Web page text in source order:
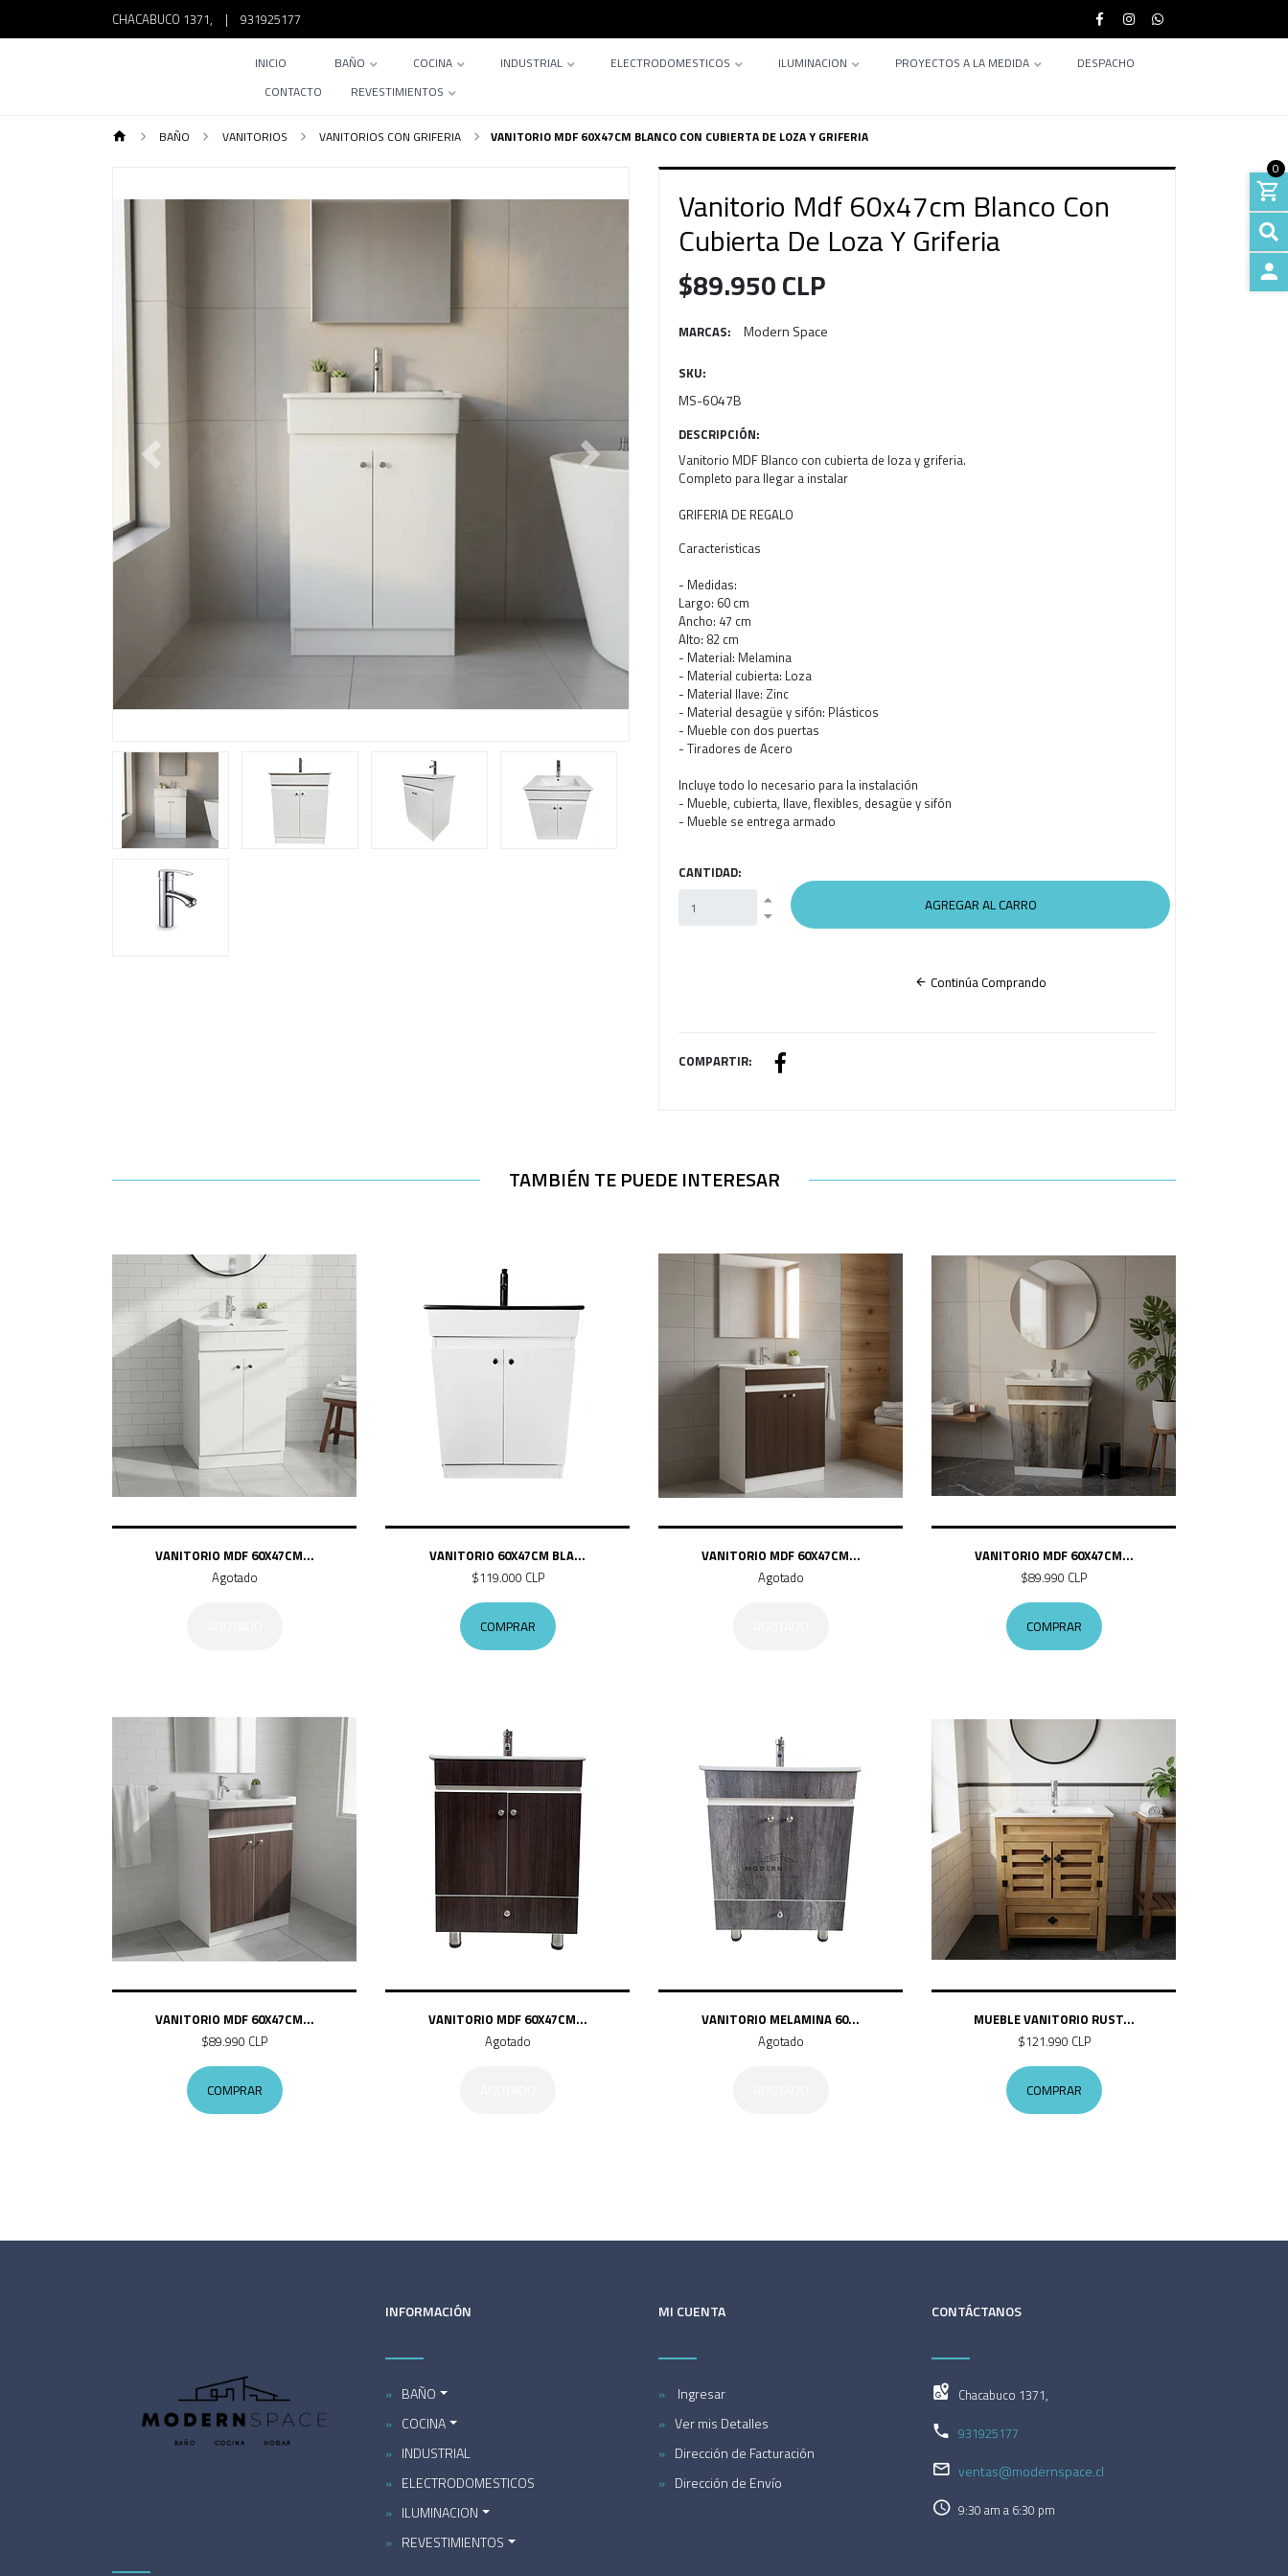
CHACABUCO 1371, | 931925177
INICIO BAÑO COCINA INDUSTRIAL ELECTRODOMESTICOS ILUMINACION PROYECTOS A LA MEDIDA
DESPACHO
CONTACTO
REVESTIMIENTOS
0
BAÑO VANITORIOS VANITORIOS CON GRIFERIA VANITORIO MDF 60X47CM BLANCO CON CUBIERTA DE LOZA Y GRIFERIA
Previous Next
Vanitorio Mdf 60x47cm Blanco Con
Cubierta De Loza Y Griferia
$89.950 CLP
MARCAS: Modern Space
SKU:
MS-6047B
DESCRIPCIÓN:
Vanitorio MDF Blanco con cubierta de loza y griferia.
Completo para llegar a instalar
GRIFERIA DE REGALO
Caracteristicas
- Medidas:
Largo: 60 cm
Ancho: 47 cm
Alto: 82 cm
- Material: Melamina
- Material cubierta: Loza
- Material llave: Zinc
- Material desagüe y sifón: Plásticos
- Mueble con dos puertas
- Tiradores de Acero
Incluye todo lo necesario para la instalación
- Mueble, cubierta, llave, flexibles, desagüe y sifón
- Mueble se entrega armado
CANTIDAD:
Continúa Comprando
COMPARTIR:
TAMBIÉN TE PUEDE INTERESAR
VANITORIO MDF 60X47CM...
Agotado
VANITORIO 60X47CM BLA...
$119.000 CLP
COMPRAR
VANITORIO MDF 60X47CM...
Agotado
VANITORIO MDF 60X47CM...
$89.990 CLP
COMPRAR
VANITORIO MDF 60X47CM...
$89.990 CLP
COMPRAR
VANITORIO MDF 60X47CM...
Agotado
VANITORIO MELAMINA 60...
Agotado
MUEBLE VANITORIO RUST...
$121.990 CLP
COMPRAR
INFORMACIÓN
BAÑO
COCINA
INDUSTRIAL
ELECTRODOMESTICOS
ILUMINACION
REVESTIMIENTOS
MI CUENTA
Ingresar
Ver mis Detalles
Dirección de Facturación
Dirección de Envío
CONTÁCTANOS
Chacabuco 1371,
931925177
ventas@modernspace.cl
9:30 am a 6:30 pm